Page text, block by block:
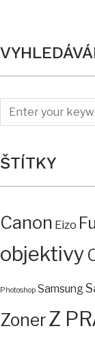
ŠTÍTKY
Canon Eizo
objektivy
Photoshop Samsung
ZonerZ